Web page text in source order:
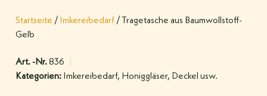
Startseite / Imkereibedarf / Tragetasche aus Baumwollstoff-
Gelb
Art. -Nr.836
Kategorien: Imkereibedarf, Honiggläser, Deckel usw.